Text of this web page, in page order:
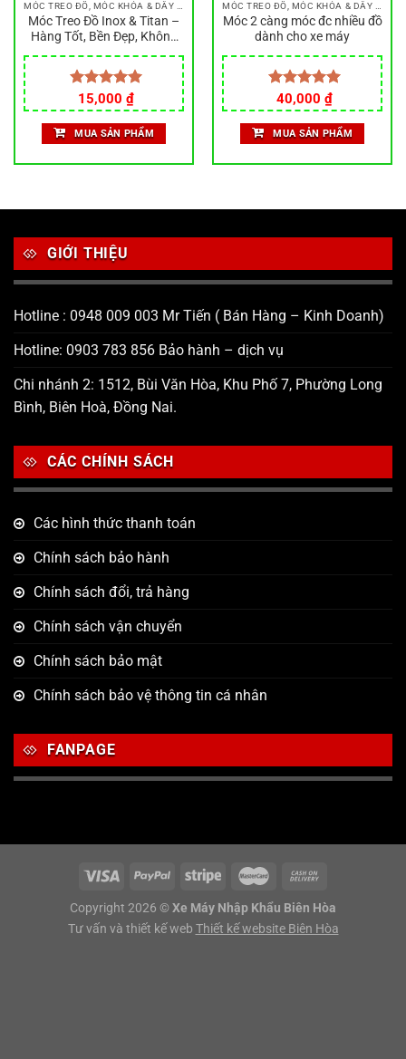
MÓC TREO ĐỒ, MÓC KHÓA & DÂY ĐEO
Móc Treo Đồ Inox & Titan –
Hàng Tốt, Bền Đẹp, Không
chất lượng cao, móc treo xe
máy
Được xếp
hạng5.00
5 sao
15,000 ₫
MUA SẢN PHẨM
MÓC TREO ĐỒ, MÓC KHÓA & DÂY ĐEO
Móc 2 càng móc đc nhiều đồ
dành cho xe máy
Được xếp
hạng5.00
5 sao
40,000 ₫
MUA SẢN PHẨM
GIỚI THIỆU
Hotline : 0948 009 003 Mr Tiến ( Bán Hàng – Kinh Doanh)
Hotline: 0903 783 856 Bảo hành – dịch vụ
Chi nhánh 2: 1512, Bùi Văn Hòa, Khu Phố 7, Phường Long
Bình, Biên Hoà, Đồng Nai.
CÁC CHÍNH SÁCH
Các hình thức thanh toán
Chính sách bảo hành
Chính sách đổi, trả hàng
Chính sách vận chuyển
Chính sách bảo mật
Chính sách bảo vệ thông tin cá nhân
FANPAGE
Copyright 2026 © Xe Máy Nhập Khẩu Biên Hòa
Tư vấn và thiết kế web Thiết kế website Biên Hòa